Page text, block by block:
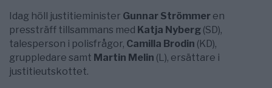
Idag höll justitieminister Gunnar Strömmer en
pressträff tillsammans med Katja Nyberg (SD),
talesperson i polisfrågor, Camilla Brodin (KD),
gruppledare samt Martin Melin (L), ersättare i
justitieutskottet.